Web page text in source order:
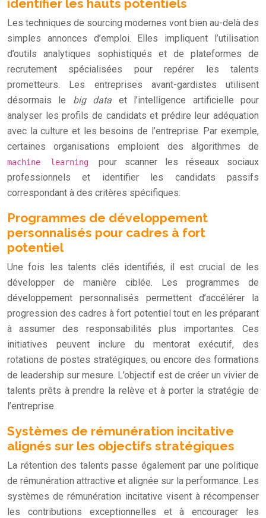
identifier les hauts potentiels
Les techniques de sourcing modernes vont bien au-delà des
simples annonces d’emploi. Elles impliquent l’utilisation
d’outils analytiques sophistiqués et de plateformes de
recrutement spécialisées pour repérer les talents
prometteurs. Les entreprises avant-gardistes utilisent
désormais le big data et l’intelligence artificielle pour
analyser les profils de candidats et prédire leur adéquation
avec la culture et les besoins de l’entreprise. Par exemple,
certaines organisations emploient des algorithmes de
machine learning pour scanner les réseaux sociaux
professionnels et identifier les candidats passifs
correspondant à des critères spécifiques.
Programmes de développement
personnalisés pour cadres à fort
potentiel
Une fois les talents clés identifiés, il est crucial de les
développer de manière ciblée. Les programmes de
développement personnalisés permettent d’accélérer la
progression des cadres à fort potentiel tout en les préparant
à assumer des responsabilités plus importantes. Ces
initiatives peuvent inclure du mentorat exécutif, des
rotations de postes stratégiques, ou encore des formations
de leadership sur mesure. L’objectif est de créer un vivier de
talents prêts à prendre la relève et à porter la stratégie de
l’entreprise.
Systèmes de rémunération incitative
alignés sur les objectifs stratégiques
La rétention des talents passe également par une politique
de rémunération attractive et alignée sur la performance. Les
systèmes de rémunération incitative visent à récompenser
les contributions exceptionnelles et à encourager les